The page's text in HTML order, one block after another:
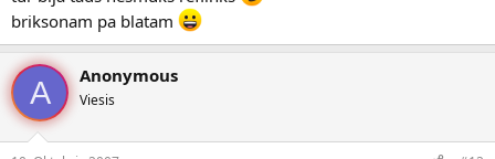
briksonam pa blatam
A Anonymous
Viesis